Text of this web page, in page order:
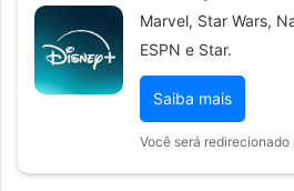
Marvel, Star Wars,
ESPN e Star.
Saiba mais
Você será